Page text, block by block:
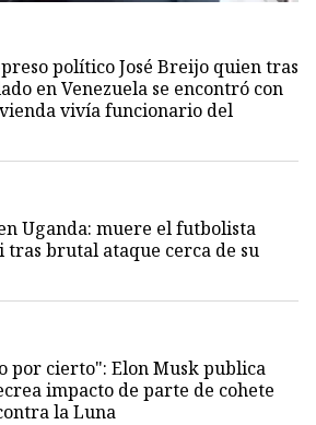
político José Breijo quien tras
en Venezuela se encontró con
vivía funcionario del
Uganda: muere el futbolista
tras brutal ataque cerca de su
por cierto": Elon Musk publica
impacto de parte de cohete
la Luna